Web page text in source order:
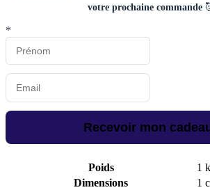
votre prochaine commande
*
Recevoir mon
Poids
1
Dimensions
1